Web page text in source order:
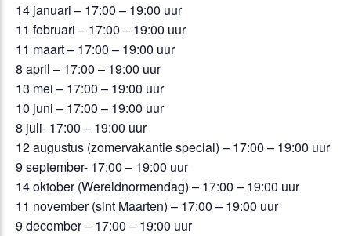
14 januari – 17:00 – 19:00 uur
11 februari – 17:00 – 19:00 uur
11 maart – 17:00 – 19:00 uur
8 april – 17:00 – 19:00 uur
13 mei – 17:00 – 19:00 uur
10 juni – 17:00 – 19:00 uur
8 juli- 17:00 – 19:00 uur
12 augustus (zomervakantie special) – 17:00 – 19:00 uur
9 september- 17:00 – 19:00 uur
14 oktober (Wereldnormendag) – 17:00 – 19:00 uur
11 november (sint Maarten) – 17:00 – 19:00 uur
9 december – 17:00 – 19:00 uur